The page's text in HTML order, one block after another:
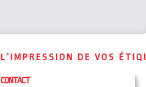
L’IMPRESSION DE VOS
CONTACT